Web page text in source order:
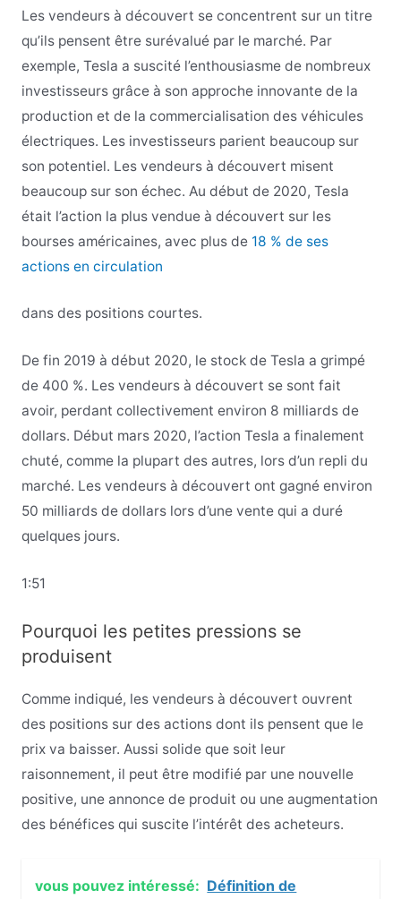
Les vendeurs à découvert se concentrent sur un titre
qu’ils pensent être surévalué par le marché. Par
exemple, Tesla a suscité l’enthousiasme de nombreux
investisseurs grâce à son approche innovante de la
production et de la commercialisation des véhicules
électriques. Les investisseurs parient beaucoup sur
son potentiel. Les vendeurs à découvert misent
beaucoup sur son échec. Au début de 2020, Tesla
était l’action la plus vendue à découvert sur les
bourses américaines, avec plus de 18 % de ses
actions en circulation
dans des positions courtes.
De fin 2019 à début 2020, le stock de Tesla a grimpé
de 400 %. Les vendeurs à découvert se sont fait
avoir, perdant collectivement environ 8 milliards de
dollars. Début mars 2020, l’action Tesla a finalement
chuté, comme la plupart des autres, lors d’un repli du
marché. Les vendeurs à découvert ont gagné environ
50 milliards de dollars lors d’une vente qui a duré
quelques jours.
1:51
Pourquoi les petites pressions se
produisent
Comme indiqué, les vendeurs à découvert ouvrent
des positions sur des actions dont ils pensent que le
prix va baisser. Aussi solide que soit leur
raisonnement, il peut être modifié par une nouvelle
positive, une annonce de produit ou une augmentation
des bénéfices qui suscite l’intérêt des acheteurs.
vous pouvez intéressé: Définition de